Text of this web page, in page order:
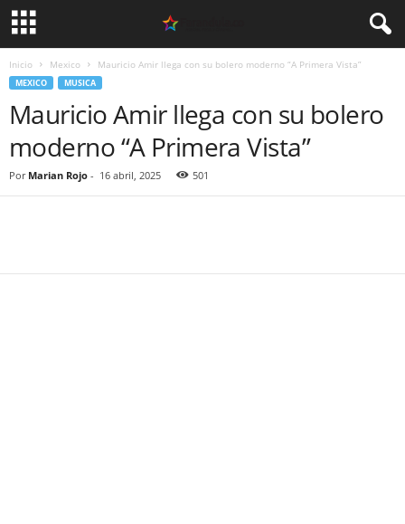
Inicio Mexico Mauricio Amir llega con su bolero moderno “A Primera Vista”
MEXICO MUSICA
Mauricio Amir llega con su bolero
moderno “A Primera Vista”
Por Marian Rojo - 16 abril, 2025 501